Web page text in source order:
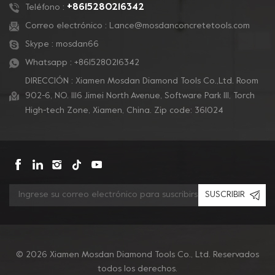
pulido de concreto.
Teléfono : +8615280216342
Correo electrónico : Lance@mosdanconcretetools.com
Skype : mosdan66
Whatsapp : +8615280216342
DIRECCIÓN : Xiamen Mosdan Diamond Tools Co.,Ltd. Room
902-6, NO. 1116 Jimei North Avenue, Software Park Ill, Torch
High-tech Zone, Xiamen, China. Zip code: 361024
SUSCRIBIR
© 2026 Xiamen Mosdan Diamond Tools Co., Ltd. Reservados
todos los derechos.